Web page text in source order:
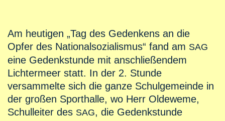
Am heutigen „Tag des Gedenkens an die
Opfer des Nationalsozialismus“ fand am SAG
eine Gedenkstunde mit anschließendem
Lichtermeer statt. In der 2. Stunde
versammelte sich die ganze Schulgemeinde in
der großen Sporthalle, wo Herr Oldeweme,
Schulleiter des SAG, die Gedenkstunde